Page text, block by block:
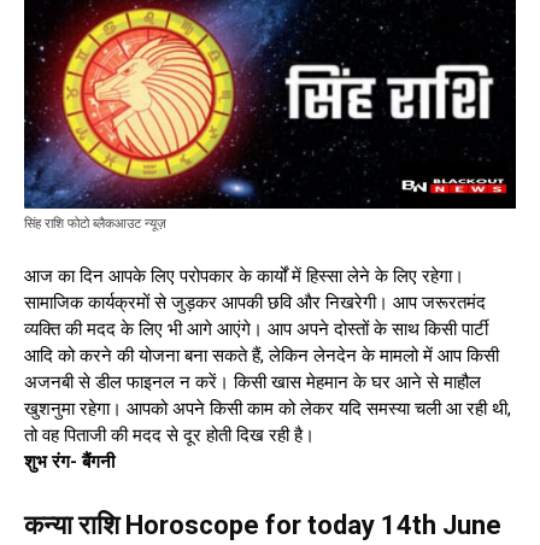
सिंह राशि फोटो ब्लैकआउट न्यूज़
आज का दिन आपके लिए परोपकार के कार्यों में हिस्सा लेने के लिए रहेगा।
सामाजिक कार्यक्रमों से जुड़कर आपकी छवि और निखरेगी। आप जरूरतमंद
व्यक्ति की मदद के लिए भी आगे आएंगे। आप अपने दोस्तों के साथ किसी पार्टी
आदि को करने की योजना बना सकते हैं, लेकिन लेनदेन के मामलो में आप किसी
अजनबी से डील फाइनल न करें। किसी खास मेहमान के घर आने से माहौल
खुशनुमा रहेगा। आपको अपने किसी काम को लेकर यदि समस्या चली आ रही थी,
तो वह पिताजी की मदद से दूर होती दिख रही है।
शुभ रंग- बैंगनी
कन्या राशि Horoscope for today 14th June